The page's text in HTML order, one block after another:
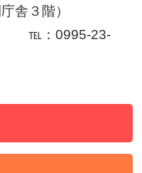
舎３階）
23-